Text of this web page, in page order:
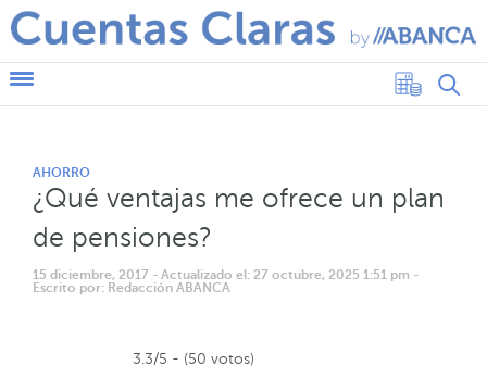
AHORRO
¿Qué ventajas me ofrece un plan
de pensiones?
15 diciembre, 2017 - Actualizado el: 27 octubre, 2025 1:51 pm -
Escrito por: Redacción ABANCA
3.3/5 - (50 votos)